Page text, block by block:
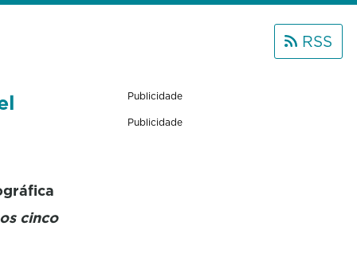
RSS
cinco
Publicidade
Publicidade